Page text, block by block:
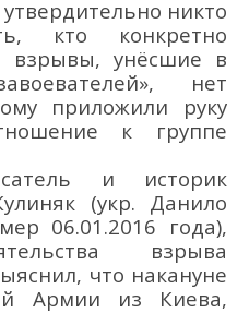
никто
кто конкретно
взрывы, унёсшие в
нет
приложили руку
к группе
и историк
(укр. Данило
06.01.2016 года),
взрыва
что накануне
Армии из Киева,